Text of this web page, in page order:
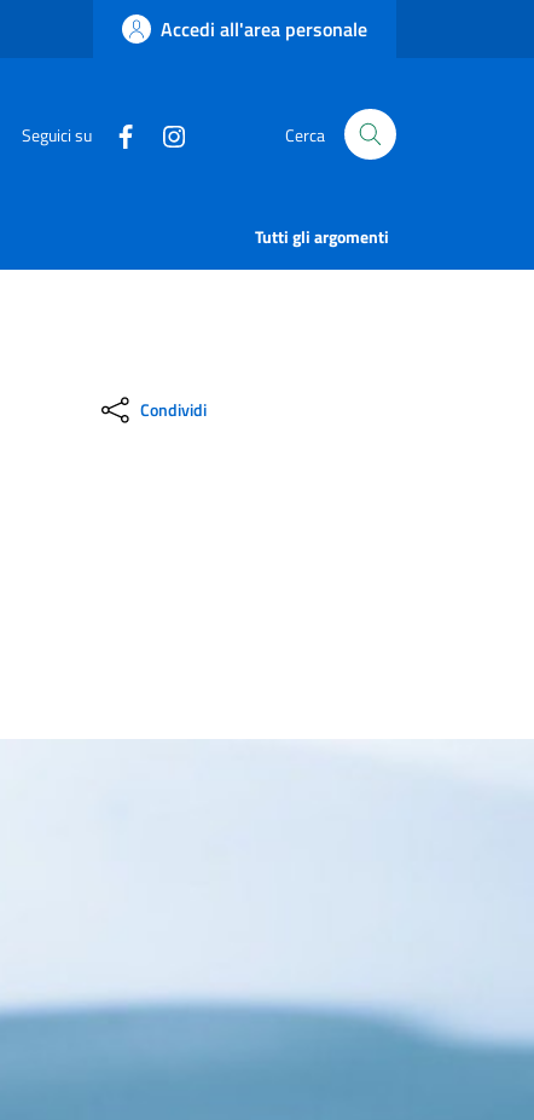
Accedi all'area personale
Seguici su Cerca
Tutti gli argomenti
Condividi